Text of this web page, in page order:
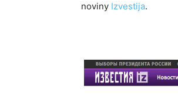
noviny Izvestija.